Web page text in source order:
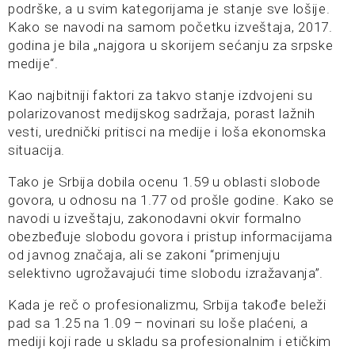
podrške, a u svim kategorijama je stanje sve lošije.
Kako se navodi na samom početku izveštaja, 2017.
godina je bila „najgora u skorijem sećanju za srpske
medije“.
Kao najbitniji faktori za takvo stanje izdvojeni su
polarizovanost medijskog sadržaja, porast lažnih
vesti, urednički pritisci na medije i loša ekonomska
situacija.
Tako je Srbija dobila ocenu 1.59 u oblasti slobode
govora, u odnosu na 1.77 od prošle godine. Kako se
navodi u izveštaju, zakonodavni okvir formalno
obezbeđuje slobodu govora i pristup informacijama
od javnog značaja, ali se zakoni “primenjuju
selektivno ugrožavajući time slobodu izražavanja”.
Kada je reč o profesionalizmu, Srbija takođe beleži
pad sa 1.25 na 1.09 – novinari su loše plaćeni, a
mediji koji rade u skladu sa profesionalnim i etičkim